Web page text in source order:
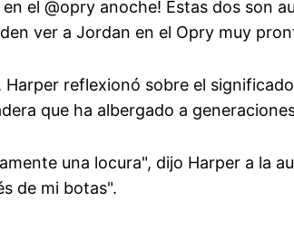
el @opry anoche! Estas dos son
ver a Jordan en el Opry muy
Harper reflexionó sobre el
que ha albergado a
una locura", dijo Harper a la
de mi botas".